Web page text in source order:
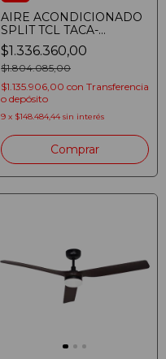
AIRE ACONDICIONADO
SPLIT TCL TACA-
5300FCSA/TPRO2
INVERTER 5300W FRIO
CALOR
$1.336.360,00
$1.804.085,00
$1.135.906,00 con Transferencia
o depósito
9 x $148.484,44 sin interés